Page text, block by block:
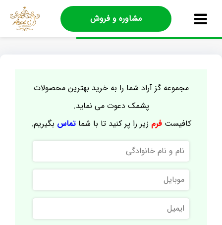
مشاوره و فروش
مجموعه گز آراد شما را به خرید بهترین محصولات
پشمک دعوت می نماید.
کافیستفرم زیر را پر کنید تا با شماتماس بگیریم.
نام
و
نام
خانوادگی
موبایل
ایمیل